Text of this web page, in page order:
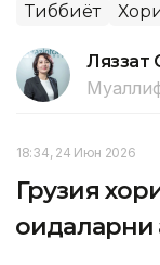
Тиббиёт
Ляззат
18:34, 24 Июн 2026
Грузия